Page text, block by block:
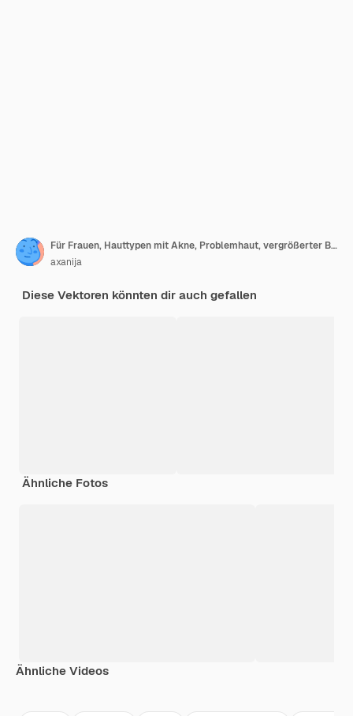
Für Frauen, Hauttypen mit Akne, Problemhaut, vergrößerter Bereich für die Kosmetik. Akne, Falten und Altersflecken. Pflege für die Haut. Vektor
axanija
Diese Vektoren könnten dir auch gefallen
Ähnliche Fotos
Ähnliche Videos